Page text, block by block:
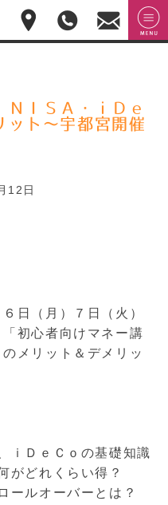
せ
028-
908-
ＩＳＡ・ｉＤｅ
ット～宇都宮開催
12日
６日（月）７日（火）
初心者向けマネー講
メリット＆デメリッ
ｉＤｅＣｏの基礎知識
がどれくらい得？
ールオーバーとは？